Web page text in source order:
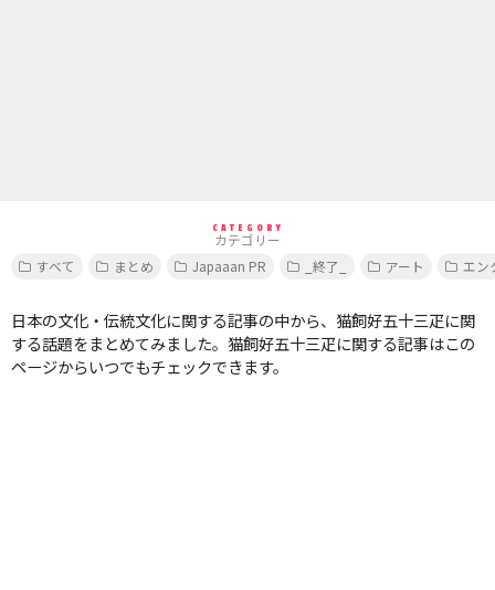
CATEGORY
カテゴリー
すべて
まとめ Japaaan PR _終了_ アート エン
日本の文化・伝統文化に関する記事の中から、猫飼好五十三疋に関
する話題をまとめてみました。猫飼好五十三疋に関する記事はこの
ページからいつでもチェックできます。